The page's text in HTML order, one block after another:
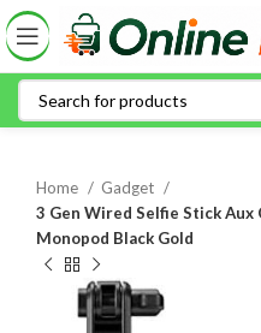
Home
Gadget
3 Gen Wired Selfie Stick
Monopod Black Gold